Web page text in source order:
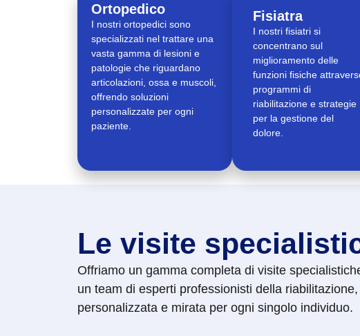
Ortopedico
I nostri ortopedici sono
specializzati nel trattare una
vasta gamma di lesioni e
patologie che riguardano
articolazioni, ossa e muscoli,
offrendo soluzioni
personalizzate per ogni
paziente.
Fisiatra
I nostri fisiatri si
concentrano sul
miglioramento delle
funzioni fisiche
programmi di
riabilitazione e strategie
per la gestione del
dolore.
Le visite
Offriamo un gamma completa di visite
un team di esperti professionisti della
personalizzata e mirata per ogni singolo individuo.